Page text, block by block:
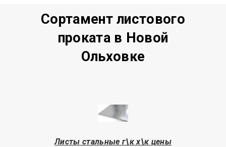
Сортамент листового
проката в Новой
Ольховке
Листы стальные г\к х\к цены